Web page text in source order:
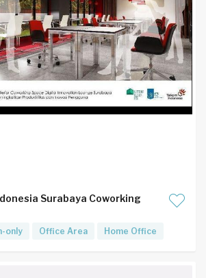
Surabaya Coworking
only Office Area Home Office